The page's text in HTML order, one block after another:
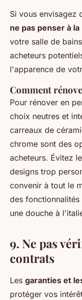
Si vous envisagez
ne pas penser à
votre salle de
acheteurs
l'apparence de
Comment
Pour rénover en
choix neutres et
carreaux de
chrome sont des
acheteurs. Évitez
designs trop
convenir à tout le
des
une douche à
9. Ne pas
contrats
Les garanties et
protéger vos